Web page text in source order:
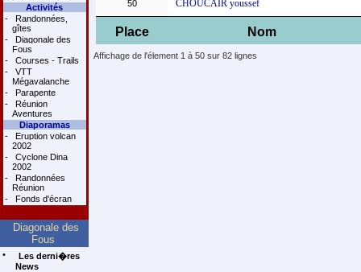
Activités
-
Randonnées,
gîtes
-
Diagonale des
Fous
-
Courses - Trails
-
VTT
Mégavalanche
-
Parapente
-
Réunion
Aventures
Diaporamas
-
Eruption volcan
2002
-
Cyclone Dina
2002
-
Randonnées
Réunion
-
Fonds d'écran
Diagonale des
Fous
•
Les derni�res
News
Place Nom
50 CHOUCAIR youssef
Affichage de l'élement 1 à 50 sur 82 lignes